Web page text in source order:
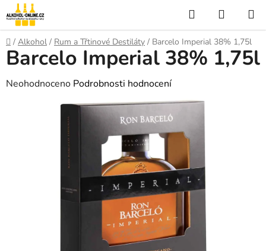
Přejít
na
obsah
Hledat
KOŠÍK
Domů
/ Alkohol / Rum a Třtinové Destiláty / Barcelo Imperial 38% 1,75l
Barcelo Imperial 38% 1,75l
Průměrné
Neohodnoceno Podrobnosti hodnocení